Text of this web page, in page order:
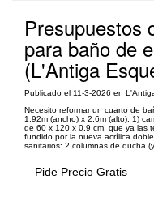
Presupuestos
para baño de
(L'Antiga
Publicado el 11-3-2026 en
Necesito reformar un cuarto de
1,92m (ancho) x 2,6m (alto): 1)
de 60 x 120 x 0,9 cm, que ya las
fundido por la nueva acrílica
sanitarios: 2 columnas de ducha
Pide Precio Gratis